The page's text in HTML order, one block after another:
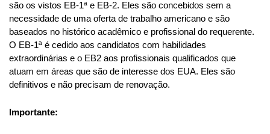
são os vistos EB-1ª e EB-2. Eles são concebidos sem a
necessidade de uma oferta de trabalho americano e são
baseados no histórico acadêmico e profissional do requerente.
O EB-1ª é cedido aos candidatos com habilidades
extraordinárias e o EB2 aos profissionais qualificados que
atuam em áreas que são de interesse dos EUA. Eles são
definitivos e não precisam de renovação.
Importante:
Nós utilizamos cookies
Este site utiliza cookies para melhorar a sua experiência de
usuário.
Consulte nossapolítica de cookiespara obter mais
informações.